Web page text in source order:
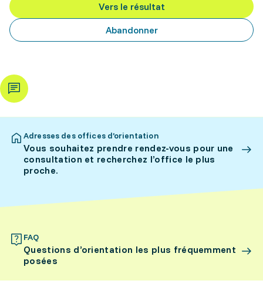
Vers le résultat
Abandonner
Adresses des offices d’orientation
Vous souhaitez prendre rendez-vous pour une
consultation et recherchez l’office le plus
proche.
FAQ
Questions d’orientation les plus fréquemment
posées